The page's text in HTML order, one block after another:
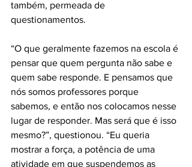
também, permeada de
questionamentos.
“O que geralmente fazemos na escola é
pensar que quem pergunta não sabe e
quem sabe responde. E pensamos que
nós somos professores porque
sabemos, e então nos colocamos nesse
lugar de responder. Mas será que é isso
mesmo?”, questionou. “Eu queria
mostrar a força, a potência de uma
atividade em que suspendemos as